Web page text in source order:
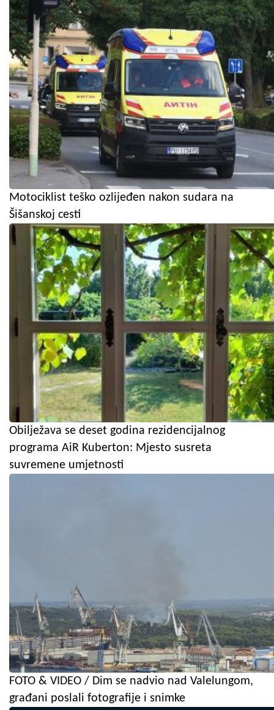
Motociklist teško ozlijeđen nakon sudara na
Šišanskoj cesti
Obilježava se deset godina rezidencijalnog
programa AiR Kuberton: Mjesto susreta
suvremene umjetnosti
FOTO & VIDEO / Dim se nadvio nad Valelungom,
građani poslali fotografije i snimke